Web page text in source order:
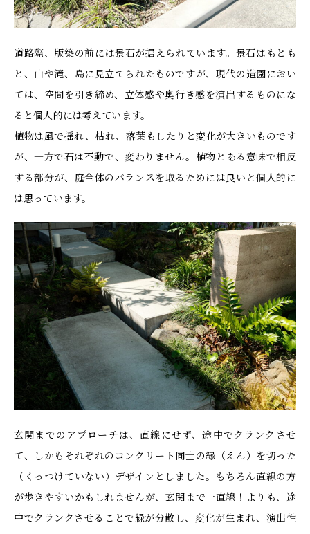
道路際、版築の前には景石が据えられています。景石はもとも
と、山や滝、島に見立てられたものですが、現代の造園におい
ては、空間を引き締め、立体感や奥行き感を演出するものにな
ると個人的には考えています。
植物は風で揺れ、枯れ、落葉もしたりと変化が大きいものです
が、一方で石は不動で、変わりません。植物とある意味で相反
する部分が、庭全体のバランスを取るためには良いと個人的に
は思っています。
玄関までのアプローチは、直線にせず、途中でクランクさせ
て、しかもそれぞれのコンクリート同士の縁（えん）を切った
（くっつけていない）デザインとしました。もちろん直線の方
が歩きやすいかもしれませんが、玄関まで一直線！よりも、途
中でクランクさせることで緑が分散し、変化が生まれ、演出性